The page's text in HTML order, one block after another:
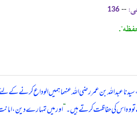
--
136
سیدنا عبداللہ بن عمر رضی اللہ عنہما ہمیں الوداع
تو وہ اس کی حفاظت کرتے ہیں۔“اور میں تمہارے دین، امانت